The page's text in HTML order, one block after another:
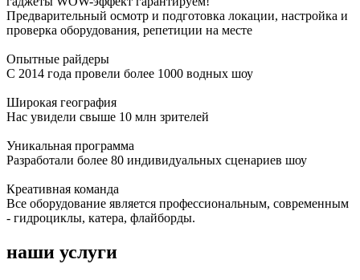
Предварительный осмотр и подготовка локации, настройка и
проверка оборудования, репетиции на месте
Опытные райдеры
С 2014 года провели более 1000 водных шоу
Широкая география
Нас увидели свыше 10 млн зрителей
Уникальная программа
Разработали более 80 индивидуальных сценариев шоу
Креативная команда
Все оборудование является профессиональным, современным
- гидроциклы, катера, флайборды.
наши услуги